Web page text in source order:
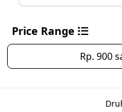
Price Range
Rp. 900